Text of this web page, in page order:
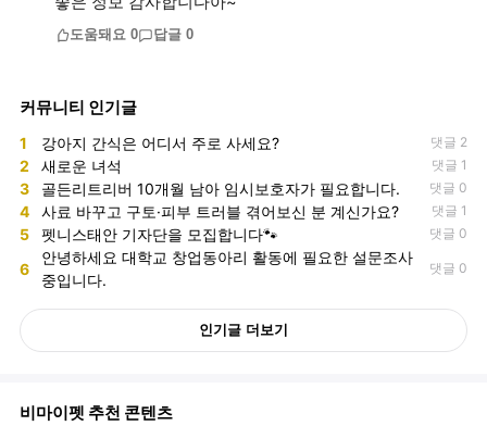
도움돼요 0 답글 0
커뮤니티 인기글
1 강아지 간식은 어디서 주로 사세요? 댓글 2
2 새로운 녀석 댓글 1
3 골든리트리버 10개월 남아 임시보호자가 필요합니다. 댓글 0
4 사료 바꾸고 구토·피부 트러블 겪어보신 분 계신가요? 댓글 1
5 펫니스태안 기자단을 모집합니다🐾 댓글 0
6
안녕하세요 대학교 창업동아리 활동에 필요한 설문조사
중입니다.
댓글 0
인기글 더보기
비마이펫 추천 콘텐츠